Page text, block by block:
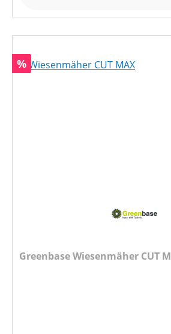
Rabatt
%
Greenbase Wiesenmäher CUT